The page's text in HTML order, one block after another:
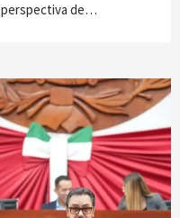
perspectiva de…